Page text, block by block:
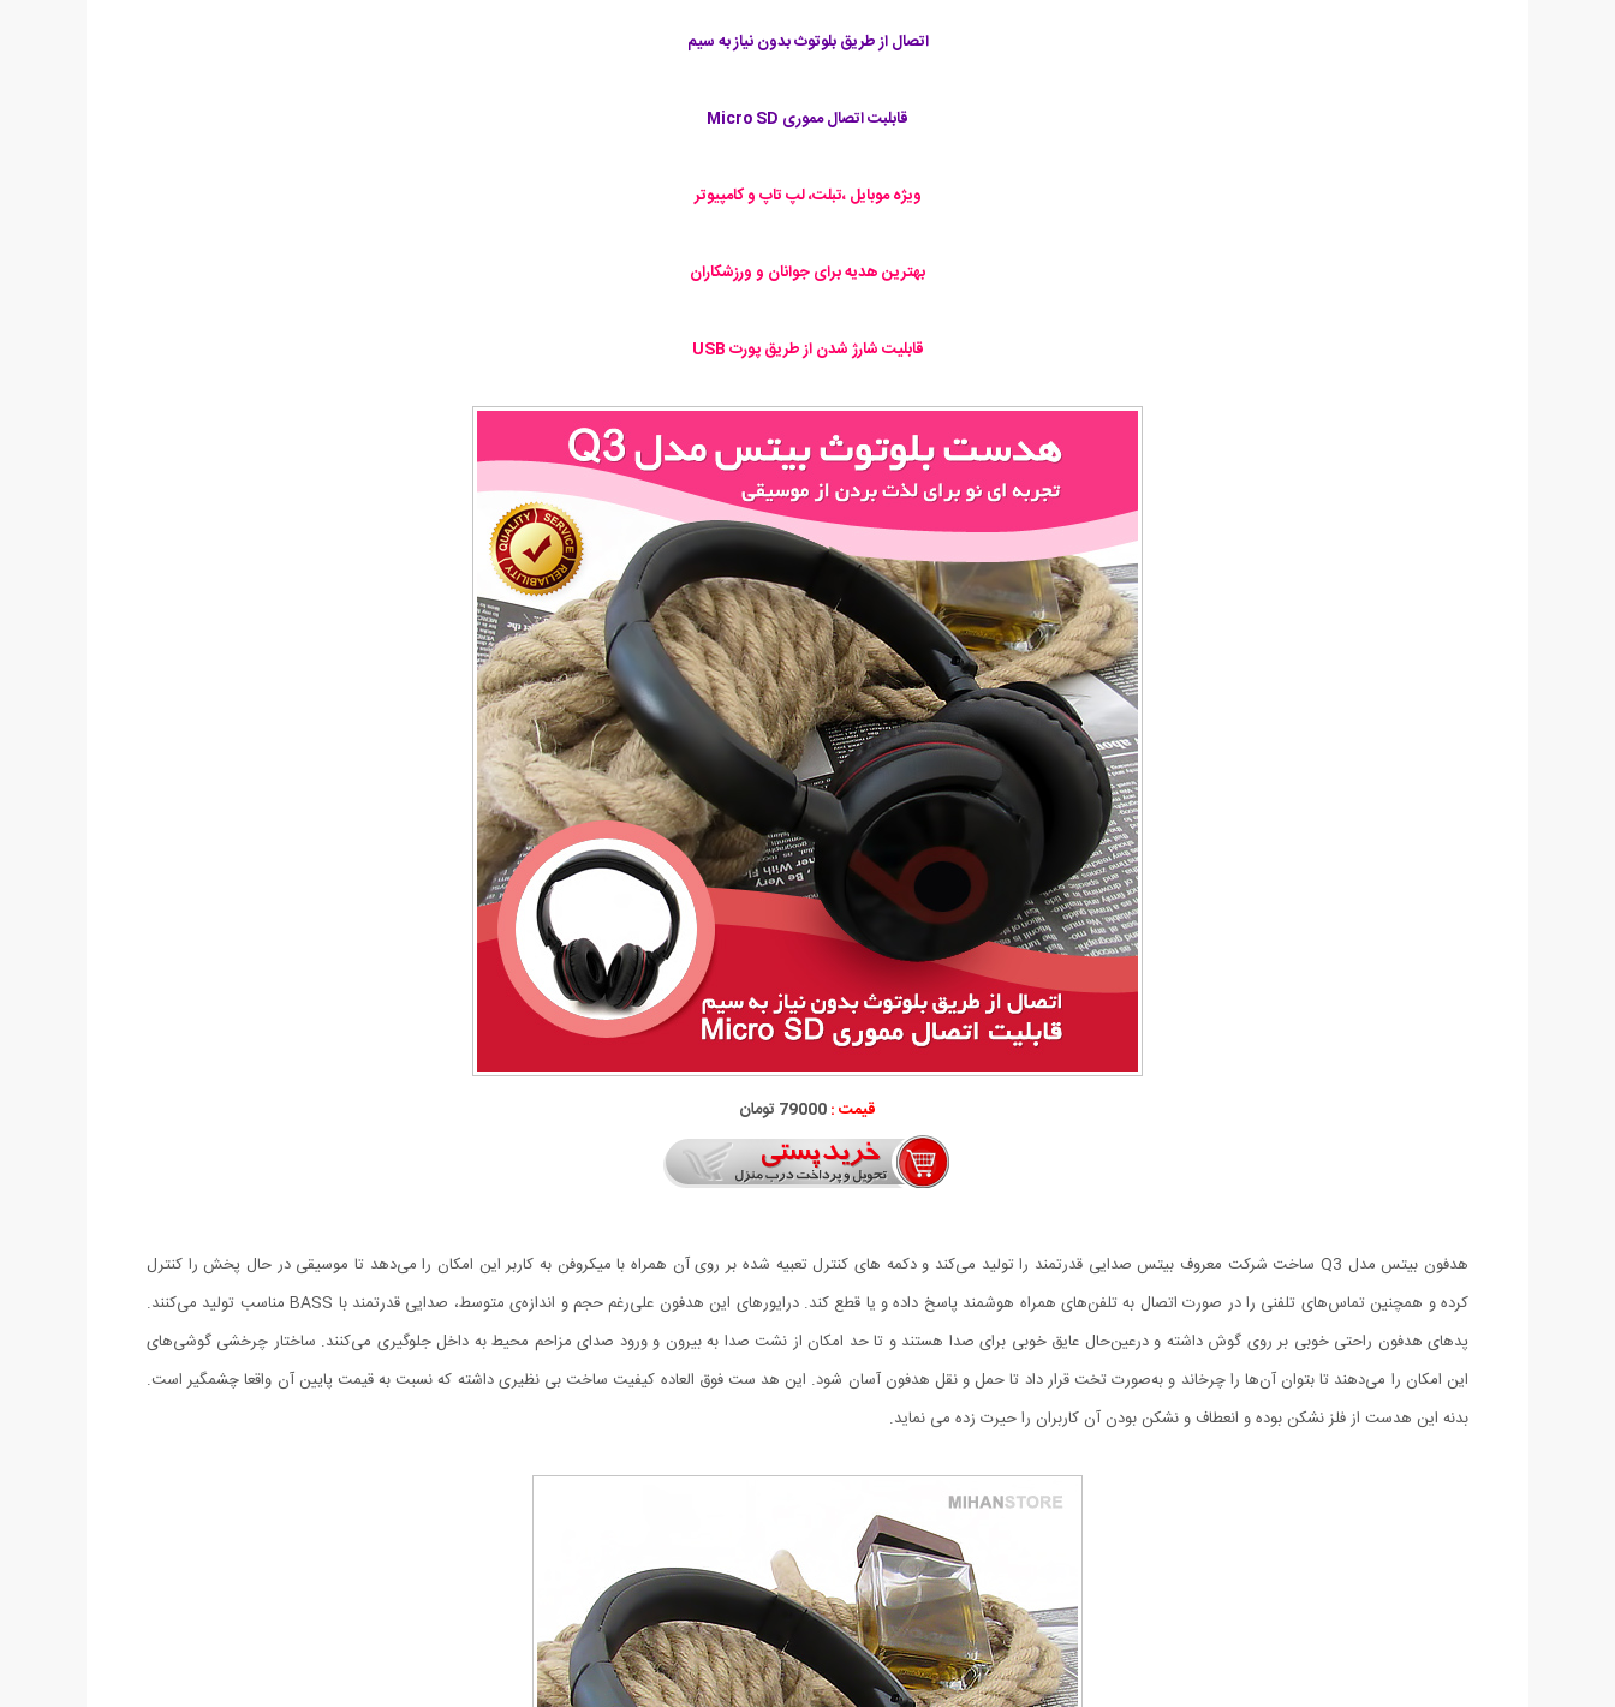
اتصال از طریق بلوتوث بدون نیاز به سیم
قابلبت اتصال مموری Micro SD
ویژه موبایل ،تبلت، لپ تاپ و کامپیوتر
بهترین هدیه برای جوانان و ورزشکاران
قابلیت شارژ شدن از طریق پورت USB
قیمت :79000 تومان
هدفون بیتس مدل Q3 ساخت شرکت معروف بیتس صدایی قدرتمند را تولید می‌کند و دکمه های کنترل تعبیه شده بر روی آن همراه با میکروفن به کاربر این امکان را می‌دهد تا موسیقی در حال پخش را کنترل
کرده و همچنین تماس‌های تلفنی را در صورت اتصال به تلفن‌های همراه هوشمند پاسخ داده و یا قطع کند. درایورهای این هدفون علی‌رغم حجم و اندازه‌ی متوسط، صدایی قدرتمند با BASS مناسب تولید می‌کنند.
پدهای هدفون راحتی خوبی بر روی گوش داشته و درعین‌حال عایق خوبی برای صدا هستند و تا حد امکان از نشت صدا به بیرون و ورود صدای مزاحم محیط به داخل جلوگیری می‌کنند. ساختار چرخشی گوشی‌های
این امکان را می‌دهند تا بتوان آن‌ها را چرخاند و به‌صورت تخت قرار داد تا حمل‌ و نقل هدفون آسان شود. این هد ست فوق العاده کیفیت ساخت بی نظیری داشته که نسبت به قیمت پایین آن واقعا چشمگیر است.
بدنه این هدست از فلز نشکن بوده و انعطاف و نشکن بودن آن کاربران را حیرت زده می نماید.